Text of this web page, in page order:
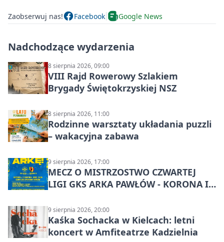
Zaobserwuj nas! Facebook Google News
Nadchodzące wydarzenia
8 sierpnia 2026, 09:00
VIII Rajd Rowerowy Szlakiem
Brygady Świętokrzyskiej NSZ
8 sierpnia 2026, 11:00
Rodzinne warsztaty układania puzzli
– wakacyjna zabawa
9 sierpnia 2026, 17:00
MECZ O MISTRZOSTWO CZWARTEJ
LIGI GKS ARKA PAWŁÓW - KORONA III
9 sierpnia 2026, 20:00
Kaśka Sochacka w Kielcach: letni
koncert w Amfiteatrze Kadzielnia